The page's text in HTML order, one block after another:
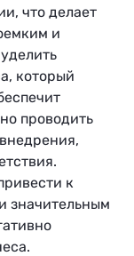
что делает
и
который
проводить
к
значительным